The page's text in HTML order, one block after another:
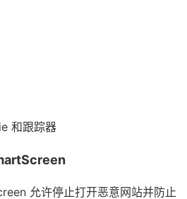
和跟踪器
允许停止打开恶意网站并防止